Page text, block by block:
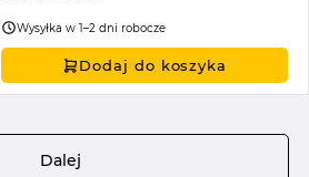
Wysyłka w 1–2 dni robocze
Dodaj do koszyka
Dalej